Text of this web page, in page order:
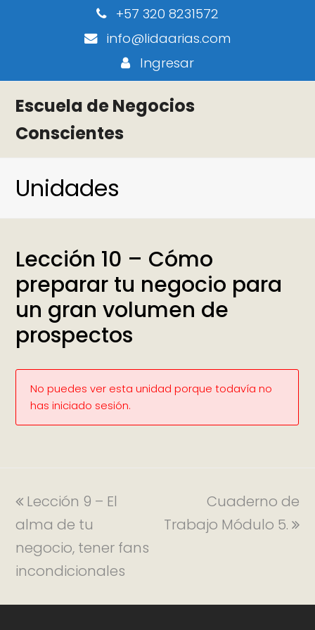
+57 320 8231572
info@lidaarias.com
Ingresar
Escuela de Negocios
Conscientes
Unidades
Lección 10 – Cómo
preparar tu negocio para
un gran volumen de
prospectos
No puedes ver esta unidad porque todavía no
has iniciado sesión.
Lección 9 – El
alma de tu
negocio, tener fans
incondicionales
Cuaderno de
Trabajo Módulo 5.